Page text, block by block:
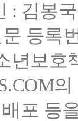
: 김봉
등록
년보호
포 등